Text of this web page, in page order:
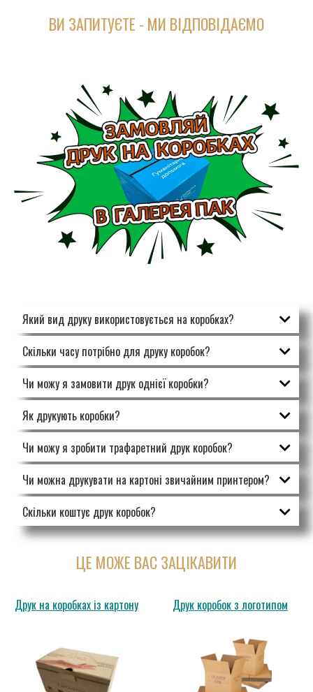
ВИ ЗАПИТУЄТЕ - МИ ВІДПОВІДАЄМО
Який вид друку використовується на коробках?
Скільки часу потрібно для друку коробок?
Чи можу я замовити друк однієї коробки?
Як друкують коробки?
Чи можу я зробити трафаретний друк коробок?
Чи можна друкувати на картоні звичайним принтером?
Скільки коштує друк коробок?
ЦЕ МОЖЕ ВАС ЗАЦІКАВИТИ
Друк на коробках із картону Друк коробок з логотипом